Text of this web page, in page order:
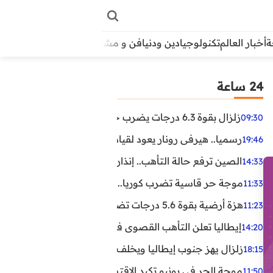
أخبار العالمتكنولوجيادين ودنيافن و مشاهير
24 ساعة
09:30زلزال بقوة 6.3 درجات يضرب جنوب الفلبين.. ولا تحذير من تسونامي حتى الآن
19:46رسميا.. هيرفي رونار يعود لقيادة منتخب كوت ديفوار
14:33الصين ترفع حالة التأهب.. إنذاران جديدان بسبب الأمطار
11:33موجة حر قاسية تضرب كوريا.. وفيات وإصابات ونفوق مئات
11:23هزة أرضية بقوة 5.6 درجات تضرب مصر
14:20إيطاليا تعلن التأهب القصوى في 23 مدينة بسبب موجة حر شديدة
18:15زلزال يهز جنوب إيطاليا ويخلف عشرات الجرحى